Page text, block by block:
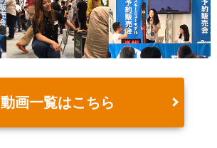
動画一覧はこちら